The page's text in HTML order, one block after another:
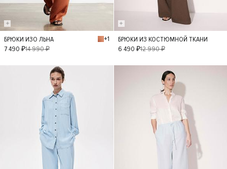
XS S
БРЮКИ ИЗО ЛЬНА
+1
7 490 ₽14 990 ₽ XS S
БРЮКИ ИЗ КОСТЮМНОЙ ТКАНИ
6 490 ₽12 990 ₽